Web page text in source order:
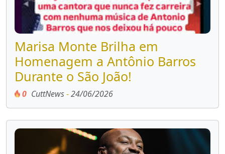
Marisa Monte Brilha em
Homenagem a Antônio Barros
Durante o São João!
0 CuttNews-24/06/2026